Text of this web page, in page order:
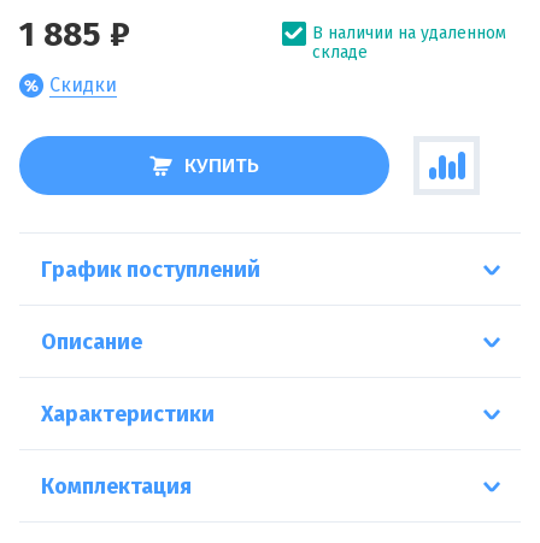
1 885 ₽
Скидки
В наличии на удаленном
складе
КУПИТЬ
График поступлений
Описание
Характеристики
Комплектация